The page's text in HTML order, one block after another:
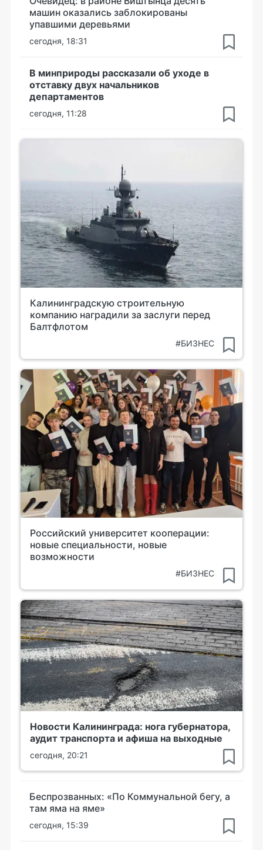
машин оказались заблокированы
упавшими деревьями
сегодня, 18:31
В минприроды рассказали об уходе в
отставку двух начальников
департаментов
сегодня, 11:28
Калининградскую строительную
компанию наградили за заслуги перед
Балтфлотом
#БИЗНЕС
Российский университет кооперации:
новые специальности, новые
возможности
#БИЗНЕС
Новости Калининграда: нога губернатора,
аудит транспорта и афиша на выходные
сегодня, 20:21
Беспрозванных: «По Коммунальной бегу, а
там яма на яме»
сегодня, 15:39